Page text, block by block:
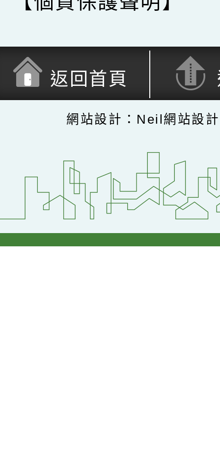
返回首頁
網站設計：Neil網站設